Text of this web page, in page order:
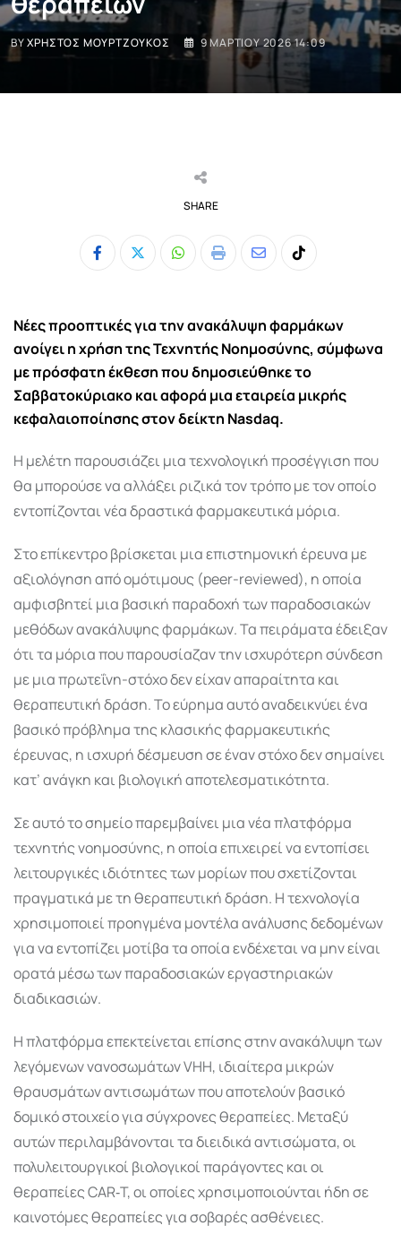
BYΧΡΉΣΤΟΣ ΜΟΥΡΤΖΟΎΚΟΣ 9 ΜΑΡΤΊΟΥ 2026 14:09
SHARE
Whatsapp
Print
ShareTiktok
Νέες προοπτικές για την ανακάλυψη φαρμάκων
ανοίγει η χρήση τηςΤεχνητής Νοημοσύνης, σύμφωνα
με πρόσφατη έκθεση που δημοσιεύθηκε το
Σαββατοκύριακο και αφορά μια εταιρεία μικρής
κεφαλαιοποίησης στον δείκτη Nasdaq.
Η μελέτη παρουσιάζει μια τεχνολογική προσέγγιση που
θα μπορούσε να αλλάξει ριζικά τον τρόπο με τον οποίο
εντοπίζονται νέα δραστικά φαρμακευτικά μόρια.
Στο επίκεντρο βρίσκεται μια επιστημονική έρευνα με
αξιολόγηση από ομότιμους (peer-reviewed), η οποία
αμφισβητεί μια βασική παραδοχή των παραδοσιακών
μεθόδων ανακάλυψης φαρμάκων. Τα πειράματα έδειξαν
ότι τα μόρια που παρουσίαζαν την ισχυρότερη σύνδεση
με μια πρωτεΐνη-στόχο δεν είχαν απαραίτητα και
θεραπευτική δράση. Το εύρημα αυτό αναδεικνύει ένα
βασικό πρόβλημα της κλασικής φαρμακευτικής
έρευνας, η ισχυρή δέσμευση σε έναν στόχο δεν σημαίνει
κατ’ ανάγκη και βιολογική αποτελεσματικότητα.
Σε αυτό το σημείο παρεμβαίνει μια νέα πλατφόρμα
τεχνητής νοημοσύνης, η οποία επιχειρεί να εντοπίσει
λειτουργικές ιδιότητες των μορίων που σχετίζονται
πραγματικά με τη θεραπευτική δράση. Η τεχνολογία
χρησιμοποιεί προηγμένα μοντέλα ανάλυσης δεδομένων
για να εντοπίζει μοτίβα τα οποία ενδέχεται να μην είναι
ορατά μέσω των παραδοσιακών εργαστηριακών
διαδικασιών.
Η πλατφόρμα επεκτείνεται επίσης στην ανακάλυψη των
λεγόμενωννανοσωμάτων VHH, ιδιαίτερα μικρών
θραυσμάτων αντισωμάτων που αποτελούν βασικό
δομικό στοιχείο για σύγχρονες θεραπείες. Μεταξύ
αυτών περιλαμβάνονται ταδιειδικά αντισώματα, οι
πολυλειτουργικοί βιολογικοί παράγοντες και οι
θεραπείεςCAR‑T, οι οποίες χρησιμοποιούνται ήδη σε
καινοτόμες θεραπείες για σοβαρές ασθένειες.